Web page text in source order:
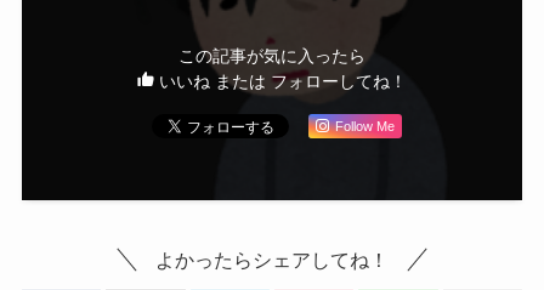
この記事が気に入ったら
いいね または フォローしてね！
Follow Me
よかったらシェアしてね！